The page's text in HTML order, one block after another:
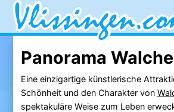
Panorama
Eine einzigartige künstlerische
Schönheit und den Charakter von
spektakuläre Weise zum Leben